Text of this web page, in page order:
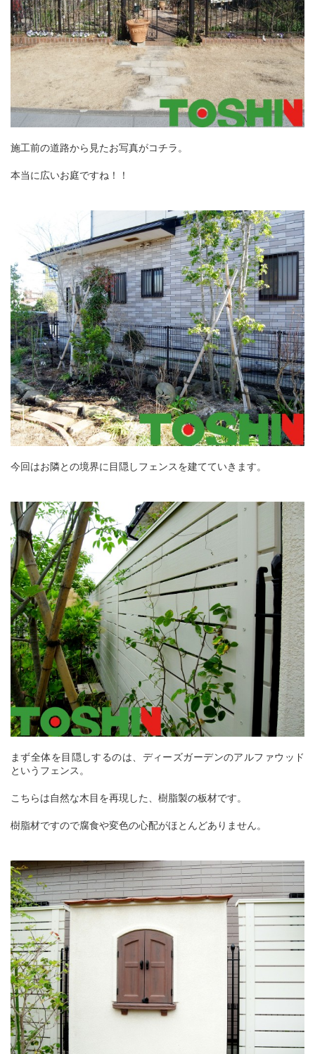
施工前の道路から見たお写真がコチラ。
本当に広いお庭ですね！！
今回はお隣との境界に目隠しフェンスを建てていきます。
まず全体を目隠しするのは、ディーズガーデンのアルファウッド
というフェンス。
こちらは自然な木目を再現した、樹脂製の板材です。
樹脂材ですので腐食や変色の心配がほとんどありません。